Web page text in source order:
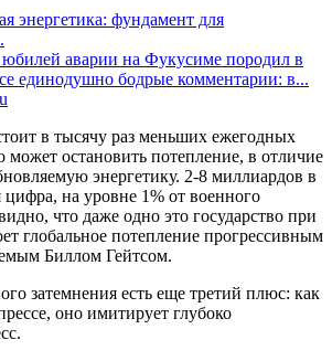
энергетика: фундамент для
юбилей аварии на Фукусиме породил в
единодушно бодрые комментарии: в...
в тысячу раз меньших ежегодных
может остановить потепление, в отличие
энергетику. 2-8 миллиардов в
на уровне 1% от военного
что даже одно это государство при
глобальное потепление прогрессивным
Биллом Гейтсом.
затемнения есть еще третий плюс: как
оно имитирует глубоко